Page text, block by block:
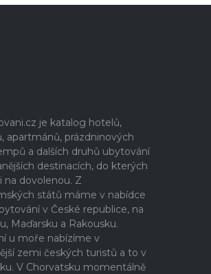
je katalog hotelů,
apartmánů, prázdninových
a dalších druhů ubytování
destinacích, do kterých
na dovolenou. Z
států máme v nabídce
v České republice, na
Maďarsku a Rakousku.
u moře nabízíme v
zemi českých turistů a to v
V Chorvatsku momentálně